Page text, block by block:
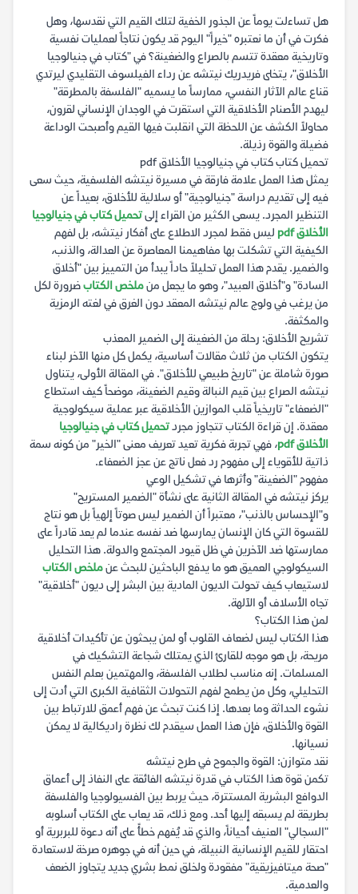
هل تساءلت يوماً عن الجذور الخفية لتلك القيم التي نقدسها، وهل
فكرت في أن ما نعتبره "خيراً" اليوم قد يكون نتاجاً لعمليات نفسية
وتاريخية معقدة تتسم بالصراع والضغينة؟ في "كتاب في جنيالوجيا
الأخلاق"، يتخلى فريدريك نيتشه عن رداء الفيلسوف التقليدي ليرتدي
قناع عالم الآثار النفسي، ممارساً ما يسميه "الفلسفة بالمطرقة"
ليهدم الأصنام الأخلاقية التي استقرت في الوجدان الإنساني لقرون،
محاولاً الكشف عن اللحظة التي انقلبت فيها القيم وأصبحت الوداعة
فضيلة والقوة رذيلة.
تحميل كتاب كتاب في جنيالوجيا الأخلاق pdf
يمثل هذا العمل علامة فارقة في مسيرة نيتشه الفلسفية، حيث سعى
فيه إلى تقديم دراسة "جنيالوجية" أو سلالية للأخلاق، بعيداً عن
التنظير المجرد. يسعى الكثير من القراء إلىتحميل كتاب في جنيالوجيا
الأخلاق pdf
ليس فقط لمجرد الاطلاع على أفكار نيتشه، بل لفهم
الكيفية التي تشكلت بها مفاهيمنا المعاصرة عن العدالة، والذنب،
والضمير. يقدم هذا العمل تحليلاً حاداً يبدأ من التمييز بين "أخلاق
السادة" و"أخلاق العبيد"، وهو ما يجعل منملخص الكتابضرورة لكل
من يرغب في ولوج عالم نيتشه المعقد دون الغرق في لغته الرمزية
والمكثفة.
تشريح الأخلاق: رحلة من الضغينة إلى الضمير المعذب
يتكون الكتاب من ثلاث مقالات أساسية، يكمل كل منها الآخر لبناء
صورة شاملة عن "تاريخ طبيعي للأخلاق". في المقالة الأولى، يتناول
نيتشه الصراع بين قيم النبالة وقيم الضغينة، موضحاً كيف استطاع
"الضعفاء" تاريخياً قلب الموازين الأخلاقية عبر عملية سيكولوجية
معقدة. إن قراءة الكتاب تتجاوز مجردتحميل كتاب في جنيالوجيا
الأخلاق pdf
، فهي تجربة فكرية تعيد تعريف معنى "الخير" من كونه سمة
ذاتية للأقوياء إلى مفهوم رد فعل ناتج عن عجز الضعفاء.
مفهوم "الضغينة" وأثرها في تشكيل الوعي
يركز نيتشه في المقالة الثانية على نشأة "الضمير المستريح"
و"الإحساس بالذنب"، معتبراً أن الضمير ليس صوتاً إلهياً بل هو نتاج
للقسوة التي كان الإنسان يمارسها ضد نفسه عندما لم يعد قادراً على
ممارستها ضد الآخرين في ظل قيود المجتمع والدولة. هذا التحليل
السيكولوجي العميق هو ما يدفع الباحثين للبحث عنملخص الكتاب
لاستيعاب كيف تحولت الديون المادية بين البشر إلى ديون "أخلاقية"
تجاه الأسلاف أو الآلهة.
لمن هذا الكتاب؟
هذا الكتاب ليس لضعاف القلوب أو لمن يبحثون عن تأكيدات أخلاقية
مريحة، بل هو موجه للقارئ الذي يمتلك شجاعة التشكيك في
المسلمات. إنه مناسب لطلاب الفلسفة، والمهتمين بعلم النفس
التحليلي، وكل من يطمح لفهم التحولات الثقافية الكبرى التي أدت إلى
نشوء الحداثة وما بعدها. إذا كنت تبحث عن فهم أعمق للارتباط بين
القوة والأخلاق، فإن هذا العمل سيقدم لك نظرة راديكالية لا يمكن
نسيانها.
نقد متوازن: القوة والجموح في طرح نيتشه
تكمن قوة هذا الكتاب في قدرة نيتشه الفائقة على النفاذ إلى أعماق
الدوافع البشرية المستترة، حيث يربط بين الفسيولوجيا والفلسفة
بطريقة لم يسبقه إليها أحد. ومع ذلك، قد يعاب على الكتاب أسلوبه
"السجالي" العنيف أحياناً، والذي قد يُفهم خطأً على أنه دعوة للبربرية أو
احتقار للقيم الإنسانية النبيلة، في حين أنه في جوهره صرخة لاستعادة
"صحة ميتافيزيقية" مفقودة ولخلق نمط بشري جديد يتجاوز الضعف
والعدمية.